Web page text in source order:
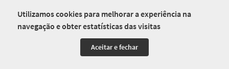
Utilizamos cookies para melhorar a experiência na
navegação e obter estatísticas das visitas
Aceitar e fechar